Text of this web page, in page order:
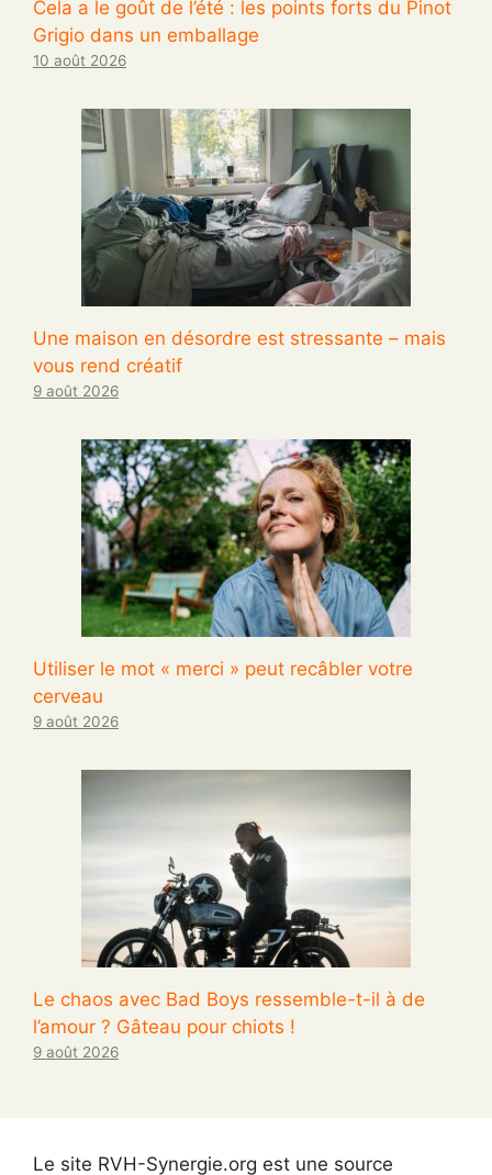
Cela a le goût de l’été : les points forts du Pinot
Grigio dans un emballage
10 août 2026
Une maison en désordre est stressante – mais
vous rend créatif
9 août 2026
Utiliser le mot « merci » peut recâbler votre
cerveau
9 août 2026
Le chaos avec Bad Boys ressemble-t-il à de
l’amour ? Gâteau pour chiots !
9 août 2026
Le site RVH-Synergie.org est une source